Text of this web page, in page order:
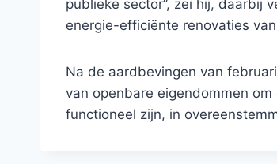
publieke sector”, zei hij, daarbij
energie-efficiënte renovaties
Na de aardbevingen van
van openbare eigendommen
functioneel zijn, in